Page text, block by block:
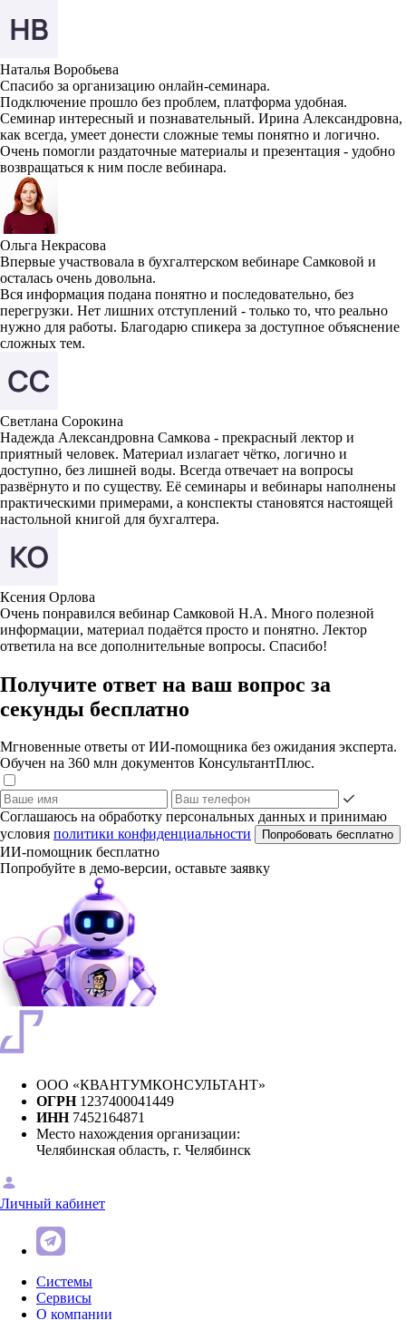
Наталья Воробьева
Спасибо за организацию онлайн-семинара.
Подключение прошло без проблем, платформа удобная.
Семинар интересный и познавательный. Ирина Александровна,
как всегда, умеет донести сложные темы понятно и логично.
Очень помогли раздаточные материалы и презентация - удобно
возвращаться к ним после вебинара.
Ольга Некрасова
Впервые участвовала в бухгалтерском вебинаре Самковой и
осталась очень довольна.
Вся информация подана понятно и последовательно, без
перегрузки. Нет лишних отступлений - только то, что реально
нужно для работы. Благодарю спикера за доступное объяснение
сложных тем.
Светлана Сорокина
Надежда Александровна Самкова - прекрасный лектор и
приятный человек. Материал излагает чётко, логично и
доступно, без лишней воды. Всегда отвечает на вопросы
развёрнуто и по существу. Её семинары и вебинары наполнены
практическими примерами, а конспекты становятся настоящей
настольной книгой для бухгалтера.
Ксения Орлова
Очень понравился вебинар Самковой Н.А. Много полезной
информации, материал подаётся просто и понятно. Лектор
ответила на все дополнительные вопросы. Спасибо!
Получите ответ на ваш вопрос за
секунды бесплатно
Мгновенные ответы от ИИ-помощника без ожидания эксперта.
Обучен на 360 млн документов КонсультантПлюс.
Соглашаюсь на обработку персональных данных и принимаю
условия политики конфиденциальности Попробовать бесплатно
ИИ-помощник бесплатно
Попробуйте в демо-версии, оставьте заявку
ООО «КВАНТУМКОНСУЛЬТАНТ»
ОГРН1237400041449
ИНН7452164871
Место нахождения организации:
Челябинская область, г. Челябинск
Личный кабинет
Системы
Сервисы
О компании